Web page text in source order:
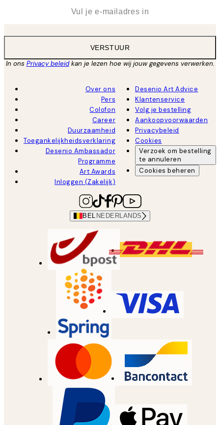
VERSTUUR
In ons Privacy beleidkan je lezen hoe wij jouw gegevens verwerken.
Over ons
Pers
Colofon
Career
Duurzaamheid
Toegankelijkheidsverklaring
Desenio Ambassador
Programme
Art Awards
Inloggen (Zakelijk)
Desenio Art Advice
Klantenservice
Volg je bestelling
Aankoopvoorwaarden
Privacybeleid
Cookies
Verzoek om bestelling
te annuleren
Cookies beheren
BEL NEDERLANDS